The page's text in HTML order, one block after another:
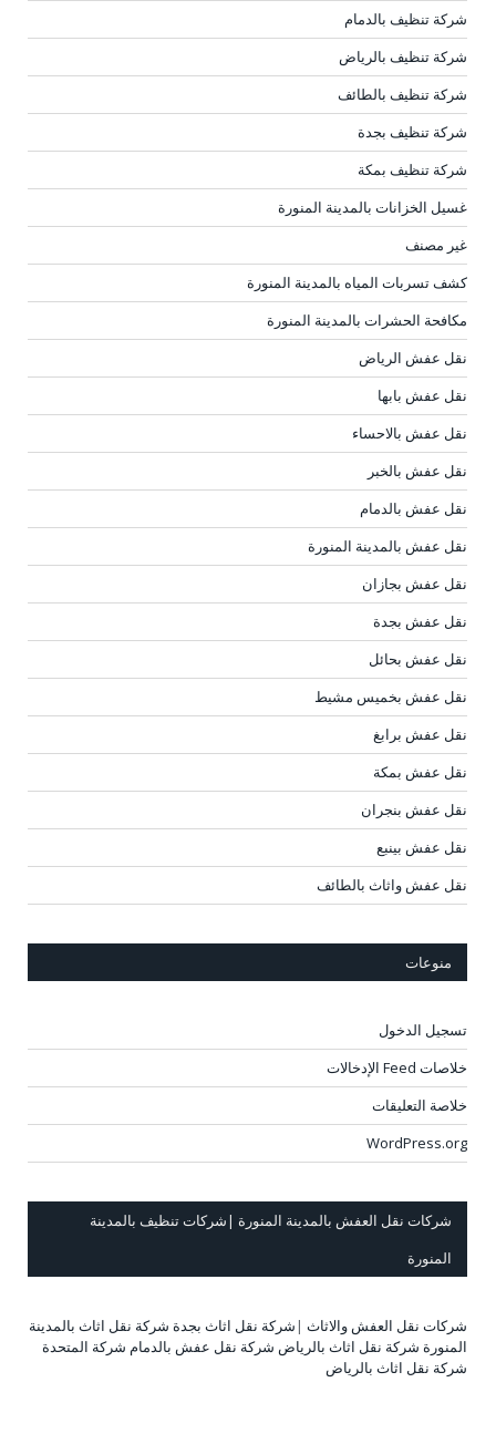
شركة تنظيف بالدمام
شركة تنظيف بالرياض
شركة تنظيف بالطائف
شركة تنظيف بجدة
شركة تنظيف بمكة
غسيل الخزانات بالمدينة المنورة
غير مصنف
كشف تسربات المياه بالمدينة المنورة
مكافحة الحشرات بالمدينة المنورة
نقل عفش الرياض
نقل عفش بابها
نقل عفش بالاحساء
نقل عفش بالخبر
نقل عفش بالدمام
نقل عفش بالمدينة المنورة
نقل عفش بجازان
نقل عفش بجدة
نقل عفش بحائل
نقل عفش بخميس مشيط
نقل عفش برابغ
نقل عفش بمكة
نقل عفش بنجران
نقل عفش بينبع
نقل عفش واثاث بالطائف
منوعات
تسجيل الدخول
خلاصات Feed الإدخالات
خلاصة التعليقات
WordPress.org
شركات نقل العفش بالمدينة المنورة |شركات تنظيف بالمدينة
المنورة
شركات نقل العفش والاثاث | شركة نقل اثاث بجدة شركة نقل اثاث بالمدينة
المنورة شركة نقل اثاث بالرياض شركة نقل عفش بالدمام شركة المتحدة
شركة نقل اثاث بالرياض